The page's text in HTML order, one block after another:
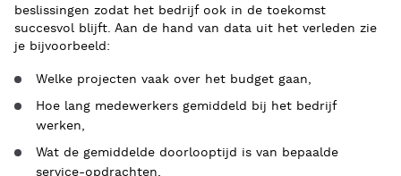
beslissingen zodat het bedrijf ook in de toekomst
succesvol blijft. Aan de hand van data uit het verleden zie
je bijvoorbeeld:
Welke projecten vaak over het budget gaan,
Hoe lang medewerkers gemiddeld bij het bedrijf
werken,
Wat de gemiddelde doorlooptijd is van bepaalde
service-opdrachten,